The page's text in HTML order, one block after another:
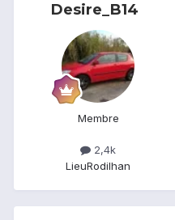
Desire_B14
Membre
2,4k
LieuRodilhan